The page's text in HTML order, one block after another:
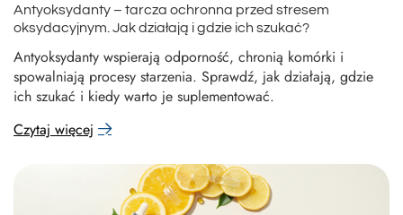
Antyoksydanty – tarcza ochronna przed stresem
oksydacyjnym. Jak działają i gdzie ich szukać?
Antyoksydanty wspierają odporność, chronią komórki i
spowalniają procesy starzenia. Sprawdź, jak działają, gdzie
ich szukać i kiedy warto je suplementować.
Czytaj więcej